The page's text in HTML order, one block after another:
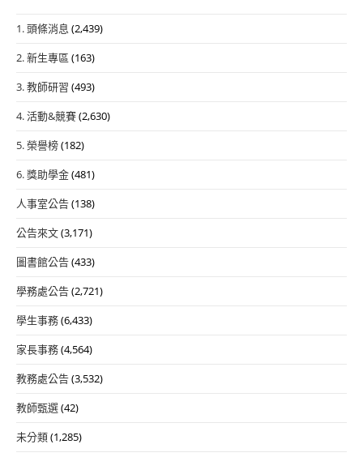
1. 頭條消息 (2,439)
2. 新生專區 (163)
3. 教師研習 (493)
4. 活動&競賽(2,630)
5. 榮譽榜(182)
6. 獎助學金(481)
人事室公告(138)
公告來文(3,171)
圖書館公告(433)
學務處公告(2,721)
學生事務(6,433)
家長事務(4,564)
教務處公告(3,532)
教師甄選(42)
未分類(1,285)